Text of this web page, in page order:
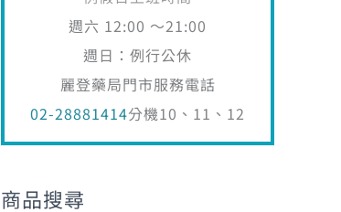
週六 12:00 ～21:00
週日：例行公休
麗登藥局門市服務電話
02-28881414分機10、11、12
商品搜尋